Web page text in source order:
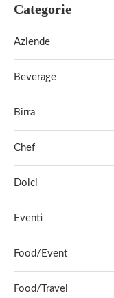
Categorie
Aziende
Beverage
Birra
Chef
Dolci
Eventi
Food/Event
Food/Travel